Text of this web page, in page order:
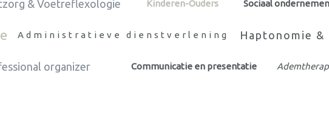
& Voetreflexologie Kinderen-Ouders Sociaal
Administratieve dienstverlening Haptonomie
organizer Communicatie en presentatie